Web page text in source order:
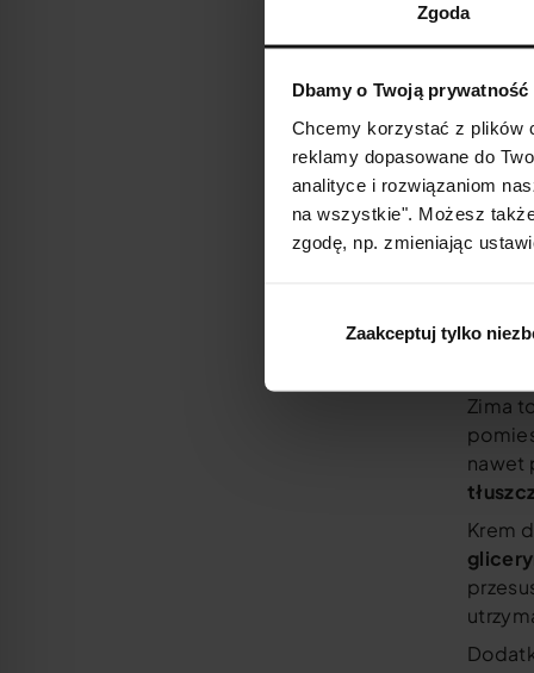
Zgoda
Dbamy o Twoją prywatność
Chcemy korzystać z plików
reklamy dopasowane do
analityce i rozwiązaniom
na wszystkie". Możesz
zgodę, np. zmieniając
Zaakceptuj tylko
która
Zima
Zima
nawet
Krem